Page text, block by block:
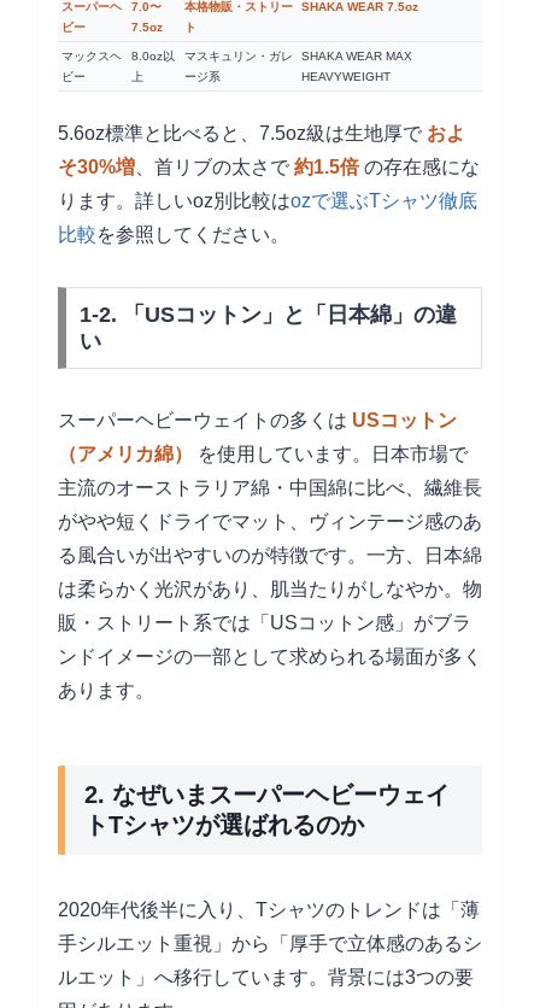
スーパーヘ
ビー
7.0〜
7.5oz
本格物販・ストリー
ト
SHAKA WEAR 7.5oz
マックスヘ
ビー
8.0oz以
上
マスキュリン・ガレ
ージ系
SHAKA WEAR MAX
HEAVYWEIGHT
5.6oz標準と比べると、7.5oz級は生地厚で およ
そ30%増 、首リブの太さで 約1.5倍の存在感にな
ります。詳しいoz別比較はozで選ぶTシャツ徹底
比較を参照してください。
1-2. 「USコットン」と「日本綿」の違
い
スーパーヘビーウェイトの多くは USコットン
（アメリカ綿）
を使用しています。日本市場で
主流のオーストラリア綿・中国綿に比べ、繊維長
がやや短くドライでマット、ヴィンテージ感のあ
る風合いが出やすいのが特徴です。一方、日本綿
は柔らかく光沢があり、肌当たりがしなやか。物
販・ストリート系では「USコットン感」がブラ
ンドイメージの一部として求められる場面が多く
あります。
2. なぜいまスーパーヘビーウェイ
トTシャツが選ばれるのか
2020年代後半に入り、Tシャツのトレンドは「薄
手シルエット重視」から「厚手で立体感のあるシ
ルエット」へ移行しています。背景には3つの要